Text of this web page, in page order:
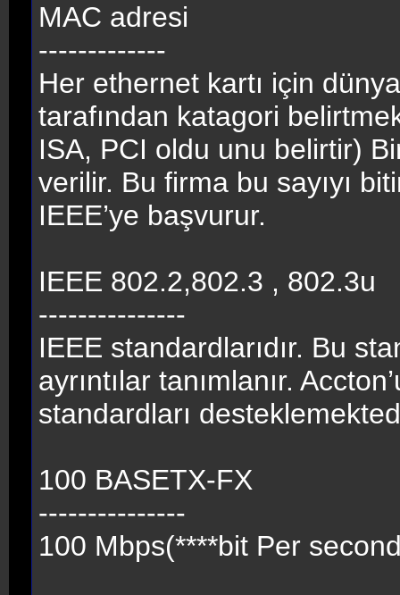
MAC adresi
-------------
Her ethernet kartı için
tarafından katagori
ISA, PCI oldu unu belirtir)
verilir. Bu firma bu sayıyı
IEEE’ye başvurur.
IEEE 802.2,802.3 , 802.3u
---------------
IEEE standardlarıdır. Bu
ayrıntılar tanımlanır.
standardları
100 BASETX-FX
---------------
100 Mbps(****bit Per